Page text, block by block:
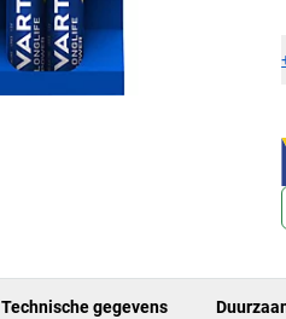
Technische gegevens